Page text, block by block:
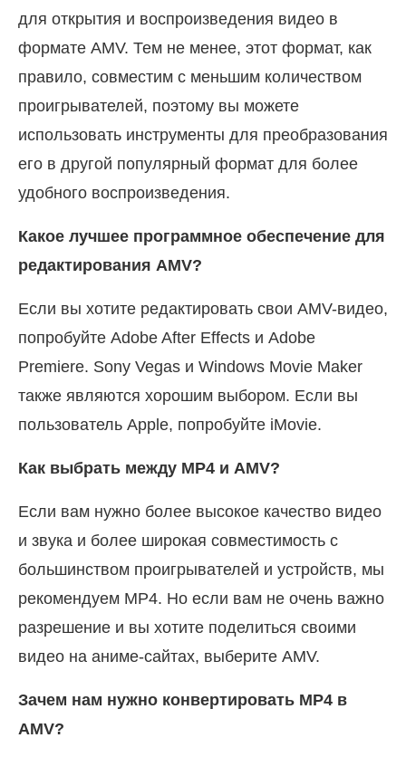
для открытия и воспроизведения видео в
формате AMV. Тем не менее, этот формат, как
правило, совместим с меньшим количеством
проигрывателей, поэтому вы можете
использовать инструменты для преобразования
его в другой популярный формат для более
удобного воспроизведения.
Какое лучшее программное обеспечение для
редактирования AMV?
Если вы хотите редактировать свои AMV-видео,
попробуйте Adobe After Effects и Adobe
Premiere. Sony Vegas и Windows Movie Maker
также являются хорошим выбором. Если вы
пользователь Apple, попробуйте iMovie.
Как выбрать между MP4 и AMV?
Если вам нужно более высокое качество видео
и звука и более широкая совместимость с
большинством проигрывателей и устройств, мы
рекомендуем MP4. Но если вам не очень важно
разрешение и вы хотите поделиться своими
видео на аниме-сайтах, выберите AMV.
Зачем нам нужно конвертировать MP4 в
AMV?